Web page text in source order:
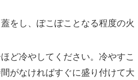
をし、ぽこぽことなる程度の火
ど冷やしてください。冷やすこ
がなければすぐに盛り付けて大